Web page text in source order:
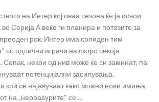
на Интер кој оваа сезона ќе ја освои
во Серија А веќе ги планира и потезите за
рок. Интер има солиден тим
со одлични играчи на скоро секоја
Сепак, некои од нив може ќе си заминат, па
потенцијални засилувања.
кои се најавуваат како можни нови имиња
на „нероаѕурите“ се …